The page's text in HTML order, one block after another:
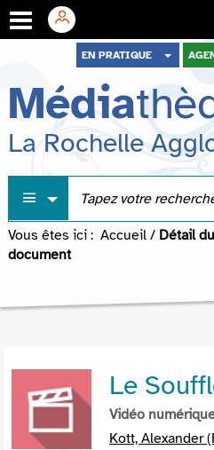
menu
contenu
recherche
EN PRATIQUE
Média
La Rochelle
Vous êtes ici : Accueil / Détail du
document
Le
Vidéo
Kott, Alexander